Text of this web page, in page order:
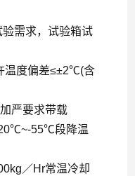
需求，试验箱试
温度偏差≤±2℃(含
严要求带载
55℃段降温
／Hr常温冷却